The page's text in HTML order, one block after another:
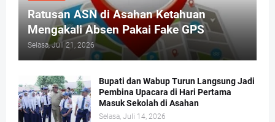
Ratusan ASN di Asahan Ketahuan
Mengakali Absen Pakai Fake GPS
Selasa, Juli 21, 2026
Bupati dan Wabup Turun Langsung Jadi
Pembina Upacara di Hari Pertama
Masuk Sekolah di Asahan
Selasa, Juli 14, 2026